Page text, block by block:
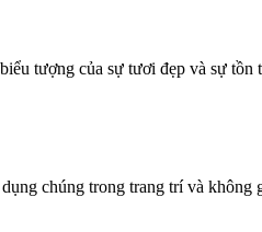
tượng của sự tươi đẹp và sự
chúng trong trang trí và không